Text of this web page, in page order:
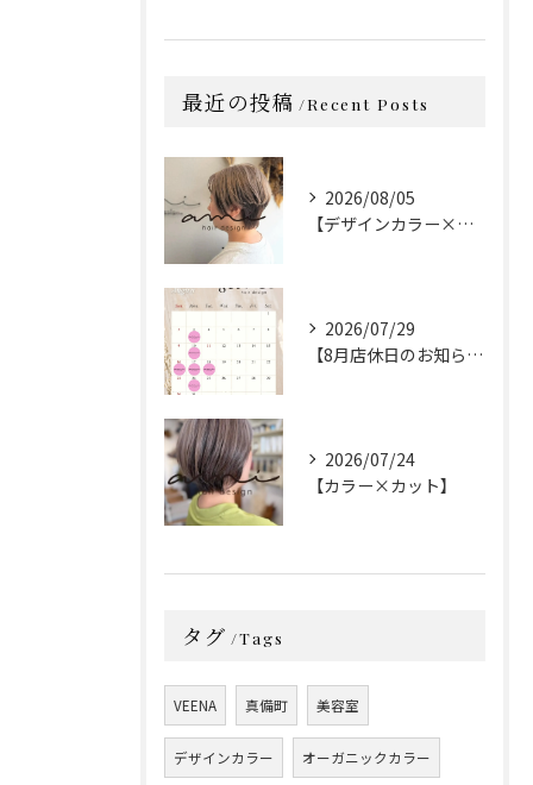
最近の投稿 Recent Posts
2026/08/05
【デザインカラー×カット】
2026/07/29
【8月店休日のお知らせ】
2026/07/24
【カラー×カット】
タグ Tags
VEENA 真備町 美容室
デザインカラー オーガニックカラー